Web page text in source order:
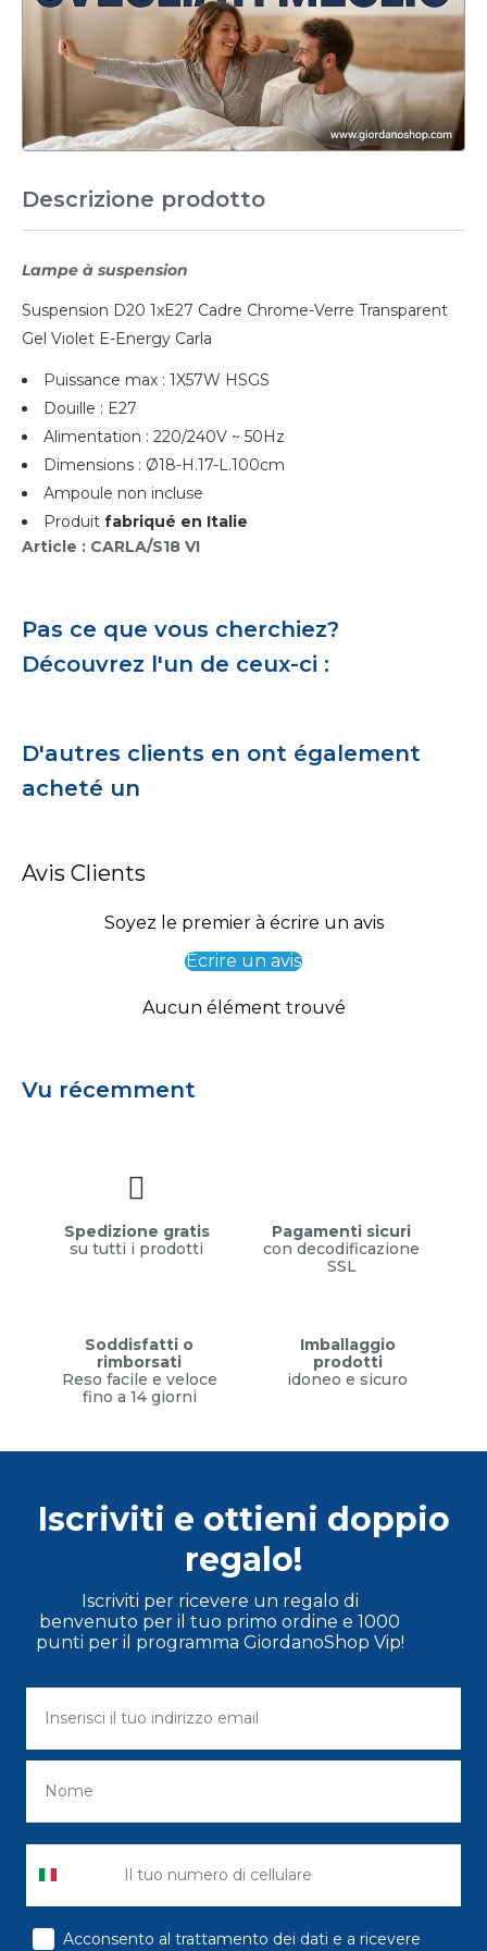
Descrizione prodotto
Lampe à suspension
Suspension D20 1xE27 Cadre Chrome-Verre Transparent
Gel Violet E-Energy Carla
Puissance max : 1X57W HSGS
Douille : E27
Alimentation : 220/240V ~ 50Hz
Dimensions : Ø18-H.17-L.100cm
Ampoule non incluse
Produit fabriqué en Italie
Article : CARLA/S18 VI
Pas ce que vous cherchiez?
Découvrez l'un de ceux-ci :
D'autres clients en ont également
acheté un
Avis Clients
Soyez le premier à écrire un avis
Écrire un avis
Aucun élément trouvé
Vu récemment
Spedizione gratis
su tutti i prodotti
Pagamenti sicuri
con decodificazione
SSL
Soddisfatti o
rimborsati
Reso facile e veloce
fino a 14 giorni
Imballaggio
prodotti
idoneo e sicuro
Iscriviti e ottieni doppio
regalo!
Iscriviti per ricevere un regalo di
benvenuto per il tuo primo ordine e 1000
punti per il programma GiordanoShop Vip!
consenso
Acconsento al trattamento dei dati e a ricevere